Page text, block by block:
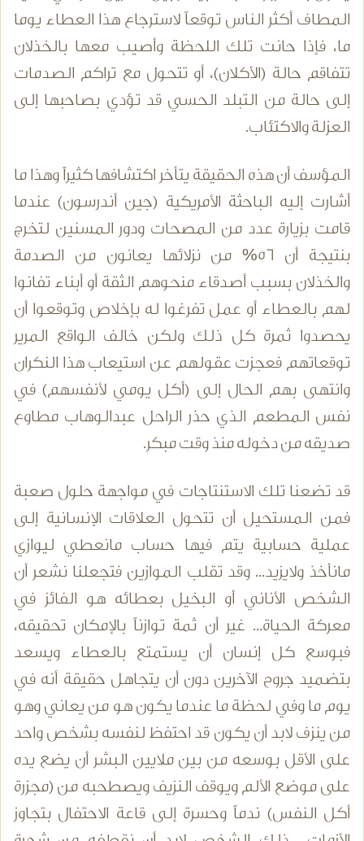
المطاف أكثر الناس توقعاً لاسترجاع هذا العطاء يوما
ما، فإذا حانت تلك اللحظة وأصيب معها بالخذلان
تتفاقم حالة (الأكلان)، أو تتحول مع تراكم الصدمات
إلى حالة من التبلد الحسي قد تؤدي بصاحبها إلى
العزلة والاكتئاب.
المؤسف أن هذه الحقيقة يتأخر اكتشافها كثيراً وهذا ما
أشارت إليه الباحثة الأمريكية (جين أندرسون) عندما
قامت بزيارة عدد من المصحات ودور المسنين لتخرج
بنتيجة أن 56% من نزلائها يعانون من الصدمة
والخذلان بسبب أصدقاء منحوهم الثقة أو أبناء تفانوا
لهم بالعطاء أو عمل تفرغوا له بإخلاص وتوقعوا أن
يحصدوا ثمرة كل ذلك ولكن خالف الواقع المرير
توقعاتهم فعجزت عقولهم عن استيعاب هذا النكران
وانتهى بهم الحال إلى (أكل يومي لأنفسهم) في
نفس المطعم الذي حذر الراحل عبدالوهاب مطاوع
صديقه من دخوله منذ وقت مبكر.
قد تضعنا تلك الاستنتاجات في مواجهة حلول صعبة
فمن المستحيل أن تتحول العلاقات الإنسانية إلى
عملية حسابية يتم فيها حساب مانعطي ليوازي
مانأخذ ولايزيد... وقد تقلب الموازين فتجعلنا نشعر أن
الشخص الأناني أو البخيل بعطائه هو الفائز في
معركة الحياة... غير أن ثمة توازناً بالإمكان تحقيقه،
فبوسع كل إنسان أن يستمتع بالعطاء ويسعد
بتضميد جروح الآخرين دون أن يتجاهل حقيقة أنه في
يوم ما وفي لحظة ما عندما يكون هو من يعاني وهو
من ينزف لابد أن يكون قد احتفظ لنفسه بشخص واحد
على الأقل بوسعه من بين ملايين البشر أن يضع يده
على موضع الألم ويوقف النزيف ويصطحبه من (مجزرة
أكل النفس) ندماً وحسرة إلى قاعة الاحتفال بتجاوز